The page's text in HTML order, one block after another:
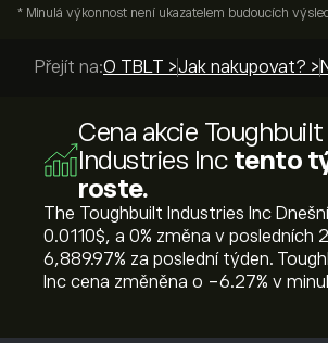
* Minulá výkonnost není ukazatelem budoucích
Přejít na:O TBLT >Jak nakupovat? >
Cena akcie Toughbuilt
Industries Inc tento
roste.
The Toughbuilt Industries Inc
0.0110‎$‎, a ‎0‎% změna v posledních
‎6,889.97‎% za poslední týden.
Inc cena změněna o ‎-6.27‎% v